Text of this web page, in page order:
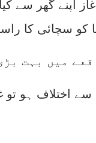
اپنے گھر
کو سچائی کا
میں بہت
اختلاف ہو